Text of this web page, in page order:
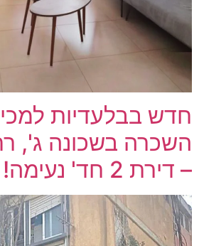
חדש בבלעדיות
– דירת 2 חד' נעימה!